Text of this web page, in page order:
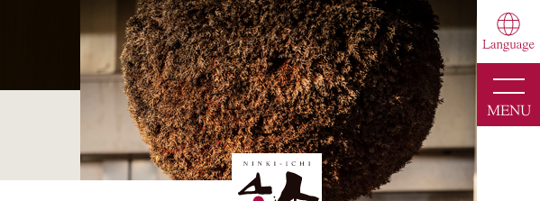
MENU